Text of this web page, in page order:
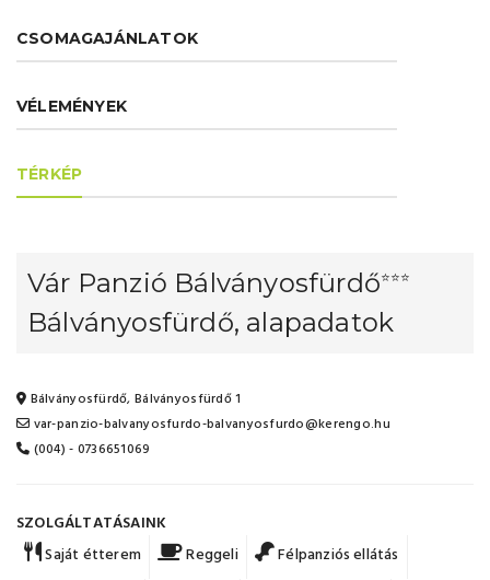
CSOMAGAJÁNLATOK
VÉLEMÉNYEK
TÉRKÉP
Vár Panzió Bálványosfürdő⭐⭐⭐
Bálványosfürdő, alapadatok
Bálványosfürdő, Bálványosfürdő 1
var-panzio-balvanyosfurdo-balvanyosfurdo@kerengo.hu
(004) - 0736651069
SZOLGÁLTATÁSAINK
Saját étterem
Reggeli
Félpanziós ellátás